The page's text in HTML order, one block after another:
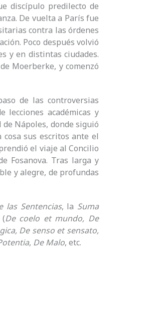
discípulo predilecto de
De vuelta a París fue
contra las órdenes
Poco después volvió
y en distintas ciudades.
Moerberke, y comenzó
de las controversias
lecciones académicas y
Nápoles, donde siguió
cosa sus escritos ante el
el viaje al Concilio
Fosanova. Tras larga y
y alegre, de profundas
las Sentencias, la Suma
De coelo et mundo, De
De senso et sensato,
, De Malo, etc.